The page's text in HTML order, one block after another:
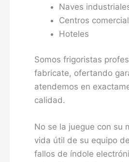
Naves
Centros
Hoteles
Somos frigoristas
fabricate, ofertando
atendemos en
calidad.
No se la juegue con su
vida útil de su equipo
fallos de índole